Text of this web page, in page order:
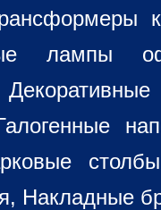
лампы
Накладные